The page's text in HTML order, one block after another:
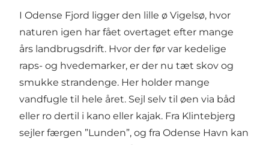
I Odense Fjord ligger den lille ø Vigelsø, hvor
naturen igen har fået overtaget efter mange
års landbrugsdrift. Hvor der før var kedelige
raps- og hvedemarker, er der nu tæt skov og
smukke strandenge. Her holder mange
vandfugle til hele året. Sejl selv til øen via båd
eller ro dertil i kano eller kajak. Fra Klintebjerg
sejler færgen ”Lunden”, og fra Odense Havn kan